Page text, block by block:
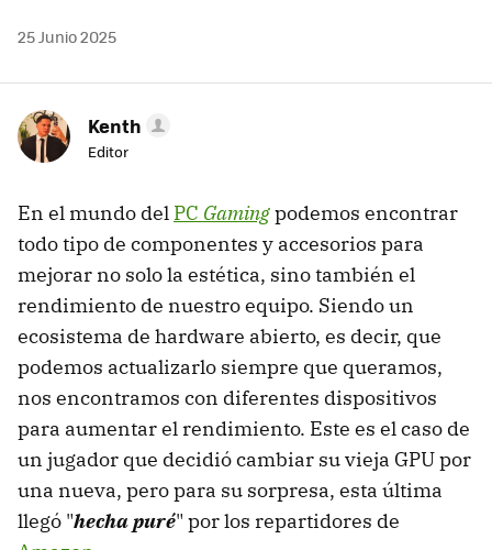
25 Junio 2025
Kenth
Editor
En el mundo del PC Gamingpodemos encontrar
todo tipo de componentes y accesorios para
mejorar no solo la estética, sino también el
rendimiento de nuestro equipo. Siendo un
ecosistema de hardware abierto, es decir, que
podemos actualizarlo siempre que queramos,
nos encontramos con diferentes dispositivos
para aumentar el rendimiento. Este es el caso de
un jugador que decidió cambiar su vieja GPU por
una nueva, pero para su sorpresa, esta última
llegó "hecha puré" por los repartidores de